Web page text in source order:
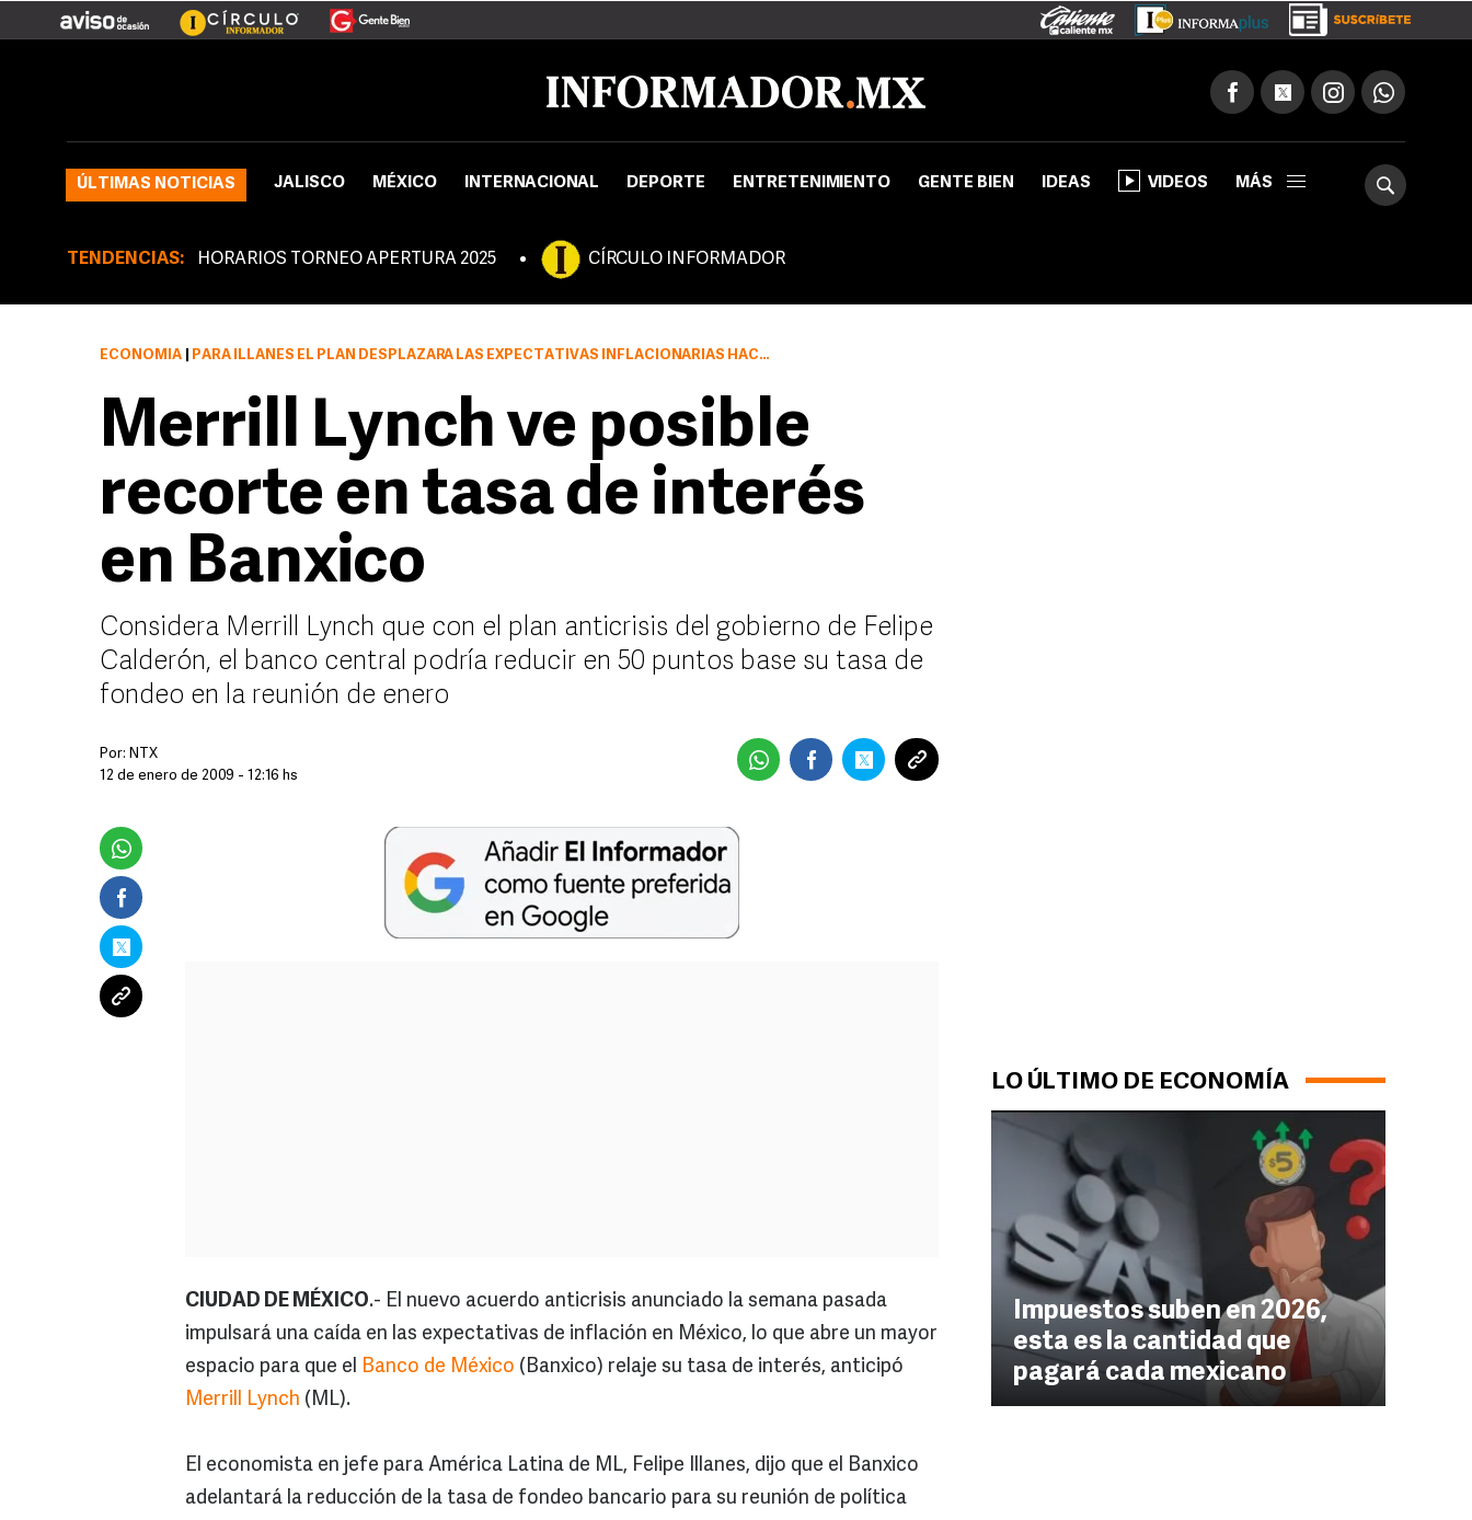
ÚLTIMAS NOTICIAS JALISCO MÉXICO INTERNACIONAL DEPORTE ENTRETENIMIENTO GENTE BIEN IDEAS VIDEOS MÁS
TENDENCIAS: HORARIOS TORNEO APERTURA 2025 CÍRCULO INFORMADOR
LO ÚLTIMO DE ECONOMÍA
Impuestos suben en 2026,
esta es la cantidad que
pagará cada mexicano
ECONOMÍA PARA ILLANES EL PLAN DESPLAZARÁ LAS EXPECTATIVAS INFLACIONARIAS HACIA UN 3.7 POR CIENTO
Merrill Lynch ve posible
recorte en tasa de interés
en Banxico
Considera Merrill Lynch que con el plan anticrisis del gobierno de Felipe
Calderón, el banco central podría reducir en 50 puntos base su tasa de
fondeo en la reunión de enero
Por: NTX
12 de enero de 2009 - 12:16 hs
CIUDAD DE MÉXICO.- El nuevo acuerdo anticrisis anunciado la semana pasada
impulsará una caída en las expectativas de inflación en México, lo que abre un mayor
espacio para que el Banco de México (Banxico) relaje su tasa de interés, anticipó
Merrill Lynch (ML).
El economista en jefe para América Latina de ML, Felipe Illanes, dijo que el Banxico
adelantará la reducción de la tasa de fondeo bancario para su reunión de política